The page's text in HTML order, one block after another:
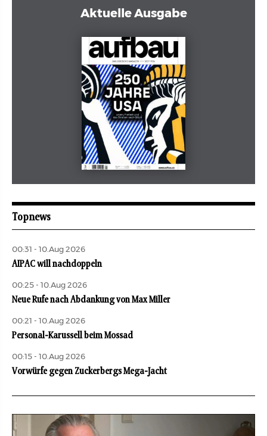
Aktuelle Ausgabe
aufbau
Topnews
00:31 - 10.Aug 2026
AIPAC will nachdoppeln
00:25 - 10.Aug 2026
Neue Rufe nach Abdankung von Max Miller
00:21 - 10.Aug 2026
Personal-Karussell beim Mossad
00:15 - 10.Aug 2026
Vorwürfe gegen Zuckerbergs Mega-Jacht